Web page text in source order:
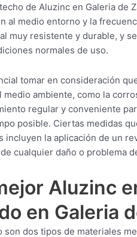
de Aluzinc en Galeria de
al medio entorno y la
muy resistente y durable, y
normales de uso.
tomar en consideración
medio ambiente, como la
regular y conveniente
posible. Ciertas medidas
incluyen la aplicación de un
cualquier daño o problema
Aluzinc
en Galeria
son dos tipos de materiales